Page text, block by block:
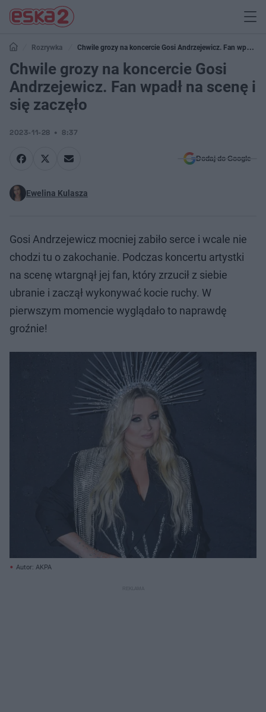
Rozrywka
Chwile grozy na koncercie Gosi Andrzejewicz. Fan wpadł
na scenę i się zaczęło
Chwile grozy na koncercie Gosi
Andrzejewicz. Fan wpadł na scenę i
się zaczęło
2023-11-28 8:37
Dodaj do Google
Ewelina Kulasza
Gosi Andrzejewicz mocniej zabiło serce i wcale nie
chodzi tu o zakochanie. Podczas koncertu artystki
na scenę wtargnął jej fan, który zrzucił z siebie
ubranie i zaczął wykonywać kocie ruchy. W
pierwszym momencie wyglądało to naprawdę
groźnie!
Autor: AKPA